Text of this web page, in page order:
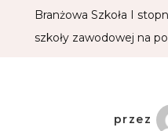
Branżowa Szkoła I
szkoły zawodowej na
przez